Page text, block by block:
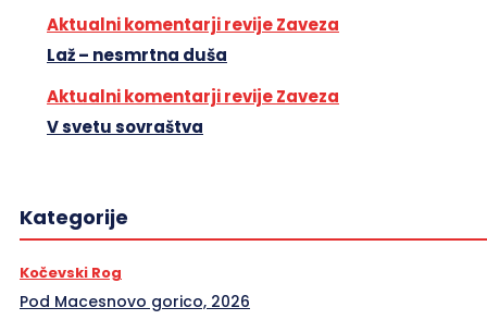
Aktualni komentarji revije Zaveza
Laž – nesmrtna duša
Aktualni komentarji revije Zaveza
V svetu sovraštva
Kategorije
Kočevski Rog
Pod Macesnovo gorico, 2026